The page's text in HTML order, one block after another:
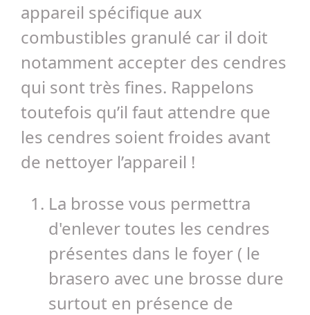
appareil spécifique aux
combustibles granulé car il doit
notamment accepter des cendres
qui sont très fines. Rappelons
toutefois qu’il faut attendre que
les cendres soient froides avant
de nettoyer l’appareil !
La brosse vous permettra
d'enlever toutes les cendres
présentes dans le foyer ( le
brasero avec une brosse dure
surtout en présence de